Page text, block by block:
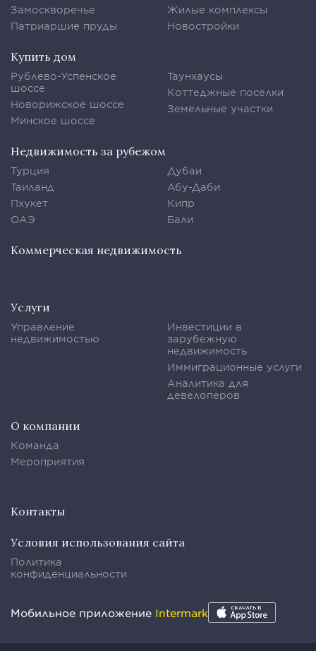
Замоскворечье
Патриаршие пруды
Жилые комплексы
Новостройки
Купить дом
Рублево-Успенское
шоссе
Новорижское шоссе
Минское шоссе
Таунхаусы
Коттеджные поселки
Земельные участки
Недвижимость за рубежом
Турция
Таиланд
Пхукет
ОАЭ
Дубаи
Абу-Даби
Кипр
Бали
Коммерческая недвижимость
Услуги
Управление
недвижимостью
Инвестиции в
зарубежную
недвижимость
Иммиграционные услуги
Аналитика для
девелоперов
О компании
Команда
Мероприятия
Контакты
Условия использования сайта
Политика
конфиденциальности
Мобильное приложение Intermark